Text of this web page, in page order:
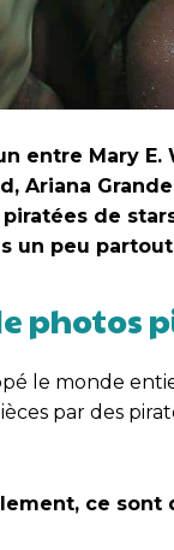
entre Mary E.
Ariana
de
un peu
photos
le monde
par des
ce